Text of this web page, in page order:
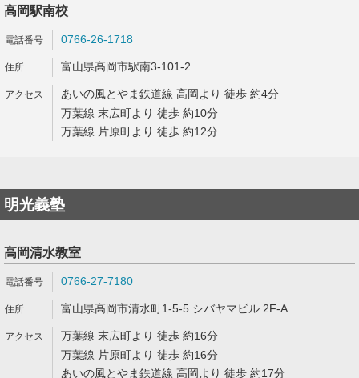
高岡駅南校
0766-26-1718
富山県高岡市駅南3-101-2
あいの風とやま鉄道線 高岡より 徒歩 約4分
万葉線 末広町より 徒歩 約10分
万葉線 片原町より 徒歩 約12分
明光義塾
高岡清水教室
0766-27-7180
富山県高岡市清水町1-5-5 シバヤマビル 2F-A
万葉線 末広町より 徒歩 約16分
万葉線 片原町より 徒歩 約16分
あいの風とやま鉄道線 高岡より 徒歩 約17分